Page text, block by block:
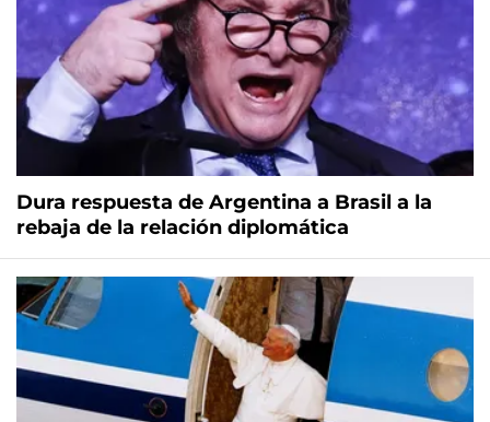
Dura respuesta de Argentina a Brasil a la
rebaja de la relación diplomática